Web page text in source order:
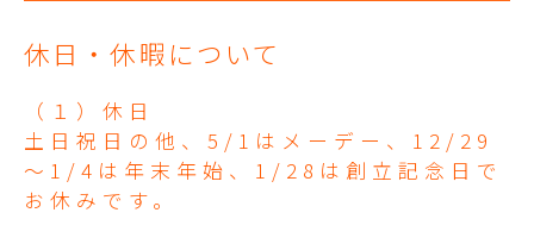
休日・休暇について
（１）休日
土日祝日の他、5/1はメーデー、12/29
～1/4は年末年始、1/28は創立記念日で
お休みです。